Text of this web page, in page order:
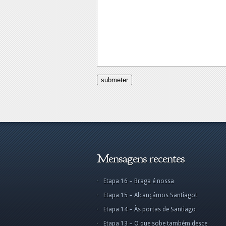
Mensagens recentes
Etapa 16 – Braga é nossa
Etapa 15 – Alcançámos Santiago!
Etapa 14 – Às portas de Santiago
Etapa 13 – O que sobe também desce